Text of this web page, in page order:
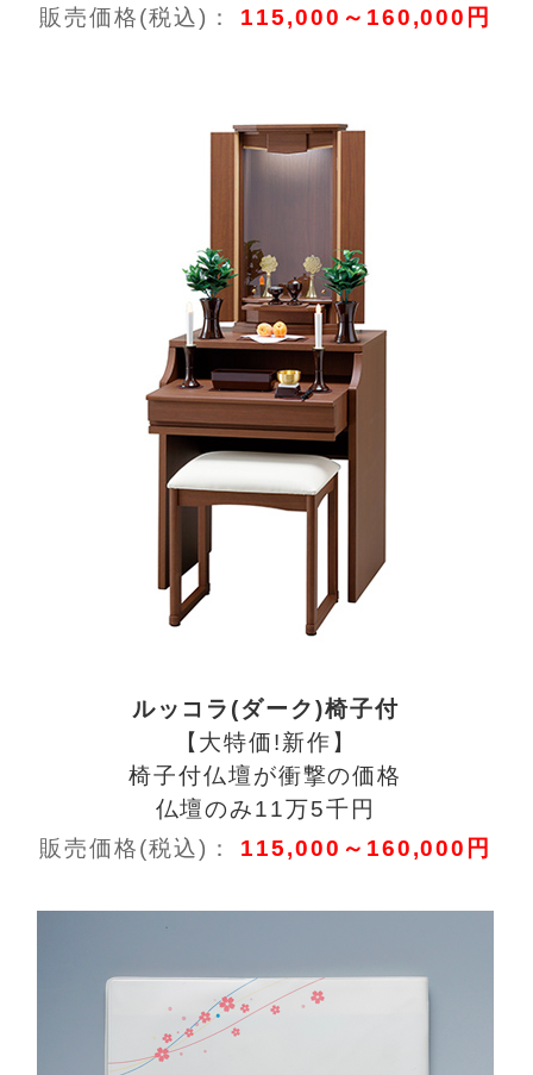
販売価格(税込)： 115,000～160,000円
ルッコラ(ダーク)椅子付
【大特価!新作】
椅子付仏壇が衝撃の価格
仏壇のみ11万5千円
販売価格(税込)： 115,000～160,000円